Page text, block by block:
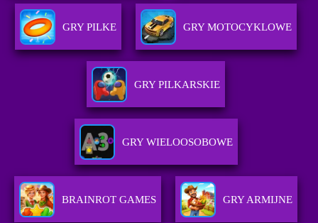
GRY PILKE GRY MOTOCYKLOWE
GRY PILKARSKIE
GRY WIELOOSOBOWE
BRAINROT GAMES GRY ARMIJNE